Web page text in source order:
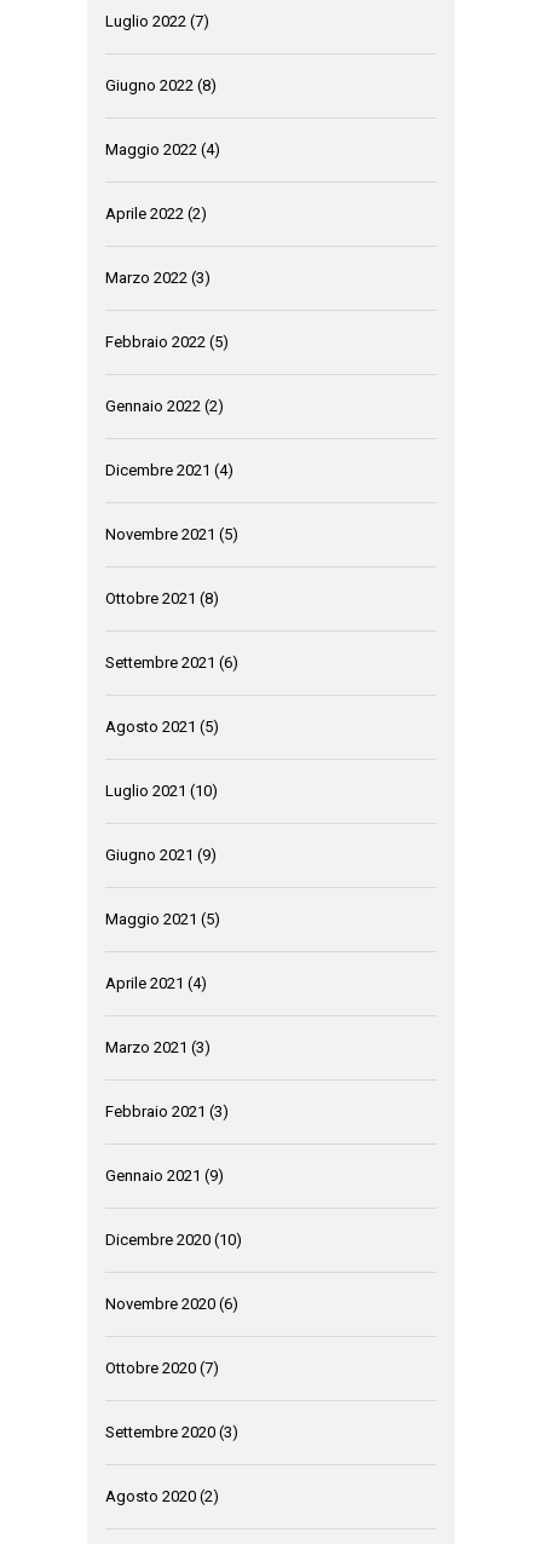
Luglio 2022 (7)
Giugno 2022 (8)
Maggio 2022 (4)
Aprile 2022 (2)
Marzo 2022 (3)
Febbraio 2022 (5)
Gennaio 2022 (2)
Dicembre 2021 (4)
Novembre 2021 (5)
Ottobre 2021 (8)
Settembre 2021 (6)
Agosto 2021 (5)
Luglio 2021 (10)
Giugno 2021 (9)
Maggio 2021 (5)
Aprile 2021 (4)
Marzo 2021 (3)
Febbraio 2021 (3)
Gennaio 2021 (9)
Dicembre 2020 (10)
Novembre 2020 (6)
Ottobre 2020 (7)
Settembre 2020 (3)
Agosto 2020 (2)